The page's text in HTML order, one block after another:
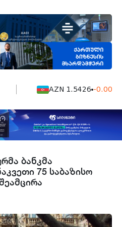
AZN 1.5426 -0.0004
ბანკმა
75 საბაზისო